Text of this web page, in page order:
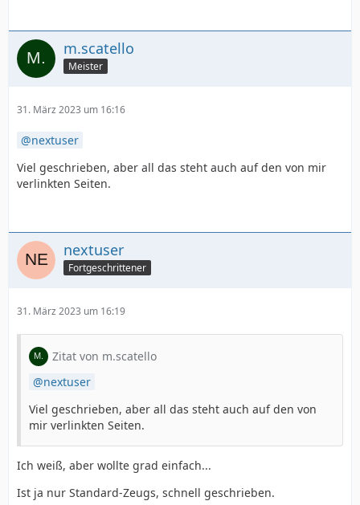
m.scatello
Meister
31. März 2023 um 16:16
nextuser
Viel geschrieben, aber all das steht auch auf den von mir
verlinkten Seiten.
nextuser
Fortgeschrittener
31. März 2023 um 16:19
Zitat von m.scatello
nextuser
Viel geschrieben, aber all das steht auch auf den von
mir verlinkten Seiten.
Ich weiß, aber wollte grad einfach...
Ist ja nur Standard-Zeugs, schnell geschrieben.